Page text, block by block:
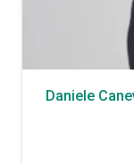
Daniele